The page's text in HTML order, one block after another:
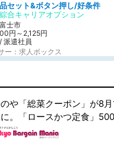
セット&ボタン押し/好条件
合キャリアオプション
士市
円～2,125円
派遣社員
ー：求人ボックス
や「総菜クーポン」が8
。「ロースかつ定食」